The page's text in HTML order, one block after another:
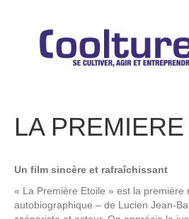
LA
Un film sincère et rafraîchissant
« La Première Etoile » est la première
autobiographique – de Lucien Jean-